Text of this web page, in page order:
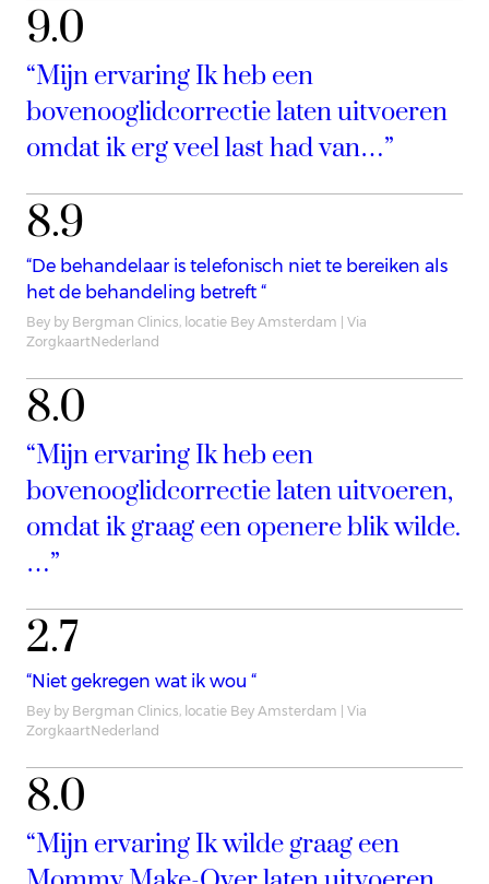
9.0
“Mijn ervaring Ik heb een
bovenooglidcorrectie laten uitvoeren
omdat ik erg veel last had van…”
8.9
“De behandelaar is telefonisch niet te bereiken als
het de behandeling betreft “
Bey by Bergman Clinics, locatie Bey Amsterdam | Via
ZorgkaartNederland
8.0
“Mijn ervaring Ik heb een
bovenooglidcorrectie laten uitvoeren,
omdat ik graag een openere blik wilde.
…”
2.7
“Niet gekregen wat ik wou “
Bey by Bergman Clinics, locatie Bey Amsterdam | Via
ZorgkaartNederland
8.0
“Mijn ervaring Ik wilde graag een